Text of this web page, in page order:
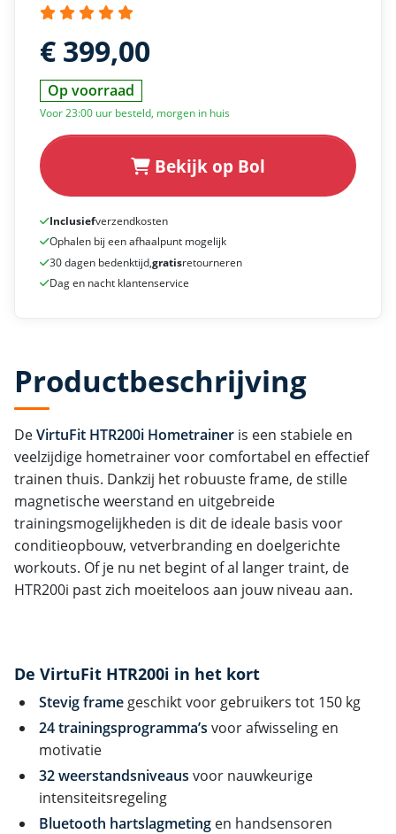
€ 399,00
Op voorraad
Voor 23:00 uur besteld, morgen in huis
Bekijk op Bol
Inclusiefverzendkosten
Ophalen bij een afhaalpunt mogelijk
30 dagen bedenktijd,gratisretourneren
Dag en nacht klantenservice
Productbeschrijving
DeVirtuFit HTR200i Hometrainer is een stabiele en
veelzijdige hometrainer voor comfortabel en effectief
trainen thuis. Dankzij het robuuste frame, de stille
magnetische weerstand en uitgebreide
trainingsmogelijkheden is dit de ideale basis voor
conditieopbouw, vetverbranding en doelgerichte
workouts. Of je nu net begint of al langer traint, de
HTR200i past zich moeiteloos aan jouw niveau aan.
De VirtuFit HTR200i in het kort
Stevig frame geschikt voor gebruikers tot 150 kg
24 trainingsprogramma’s voor afwisseling en
motivatie
32 weerstandsniveaus voor nauwkeurige
intensiteitsregeling
Bluetooth hartslagmeting en handsensoren